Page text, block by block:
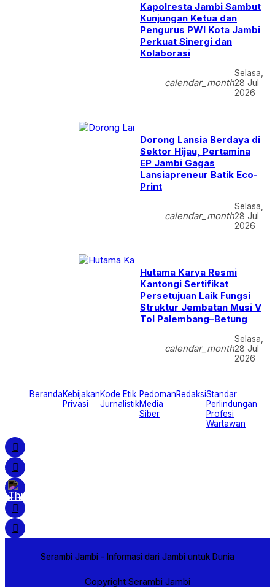
Kapolresta Jambi Sambut
Kunjungan Ketua dan
Pengurus PWI Kota Jambi
Perkuat Sinergi dan
Kolaborasi
calendar_month
Selasa,
28 Jul
2026
Dorong Lansia Berdaya di
Sektor Hijau, Pertamina
EP Jambi Gagas
Lansiapreneur Batik Eco-
Print
calendar_month
Selasa,
28 Jul
2026
Hutama Karya Resmi
Kantongi Sertifikat
Persetujuan Laik Fungsi
Struktur Jembatan Musi V
Tol Palembang–Betung
calendar_month
Selasa,
28 Jul
2026
BerandaKebijakan
Privasi
Kode Etik
Jurnalistik
Pedoman
Media
Siber
RedaksiStandar
Perlindungan
Profesi
Wartawan
Serambi Jambi - Informasi dari Jambi untuk Dunia
Copyright Serambi Jambi